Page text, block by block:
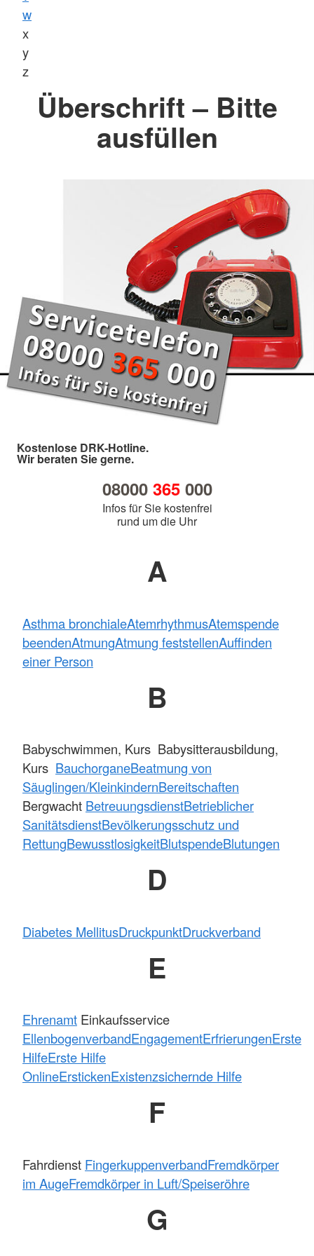
w
x
y
z
Überschrift – Bitte
ausfüllen
Kostenlose DRK-Hotline.
Wir beraten Sie gerne.
08000 365000
Infos für Sie kostenfrei
rund um die Uhr
A
Asthma bronchialeAtemrhythmusAtemspende
beendenAtmungAtmung feststellenAuffinden
einer Person
B
Babyschwimmen, Kurs Babysitterausbildung,
Kurs BauchorganeBeatmung von
Säuglingen/KleinkindernBereitschaften
Bergwacht BetreuungsdienstBetrieblicher
SanitätsdienstBevölkerungsschutz und
RettungBewusstlosigkeitBlutspendeBlutungen
D
Diabetes MellitusDruckpunktDruckverband
E
Ehrenamt Einkaufsservice
EllenbogenverbandEngagementErfrierungenErste
HilfeErste Hilfe
OnlineErstickenExistenzsichernde Hilfe
F
Fahrdienst FingerkuppenverbandFremdkörper
im AugeFremdkörper in Luft/Speiseröhre
G